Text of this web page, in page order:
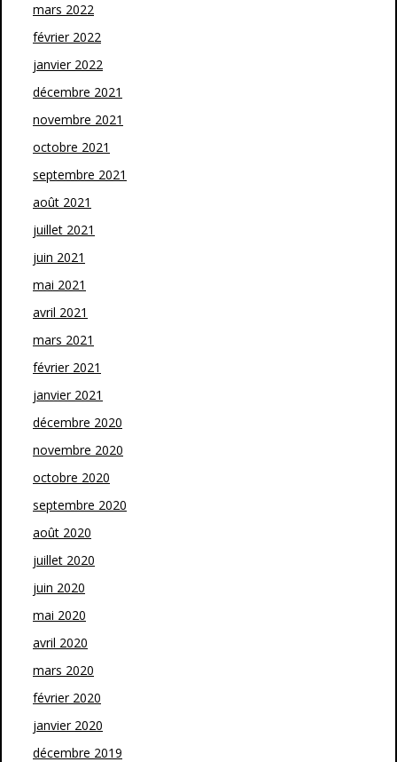
mars 2022
février 2022
janvier 2022
décembre 2021
novembre 2021
octobre 2021
septembre 2021
août 2021
juillet 2021
juin 2021
mai 2021
avril 2021
mars 2021
février 2021
janvier 2021
décembre 2020
novembre 2020
octobre 2020
septembre 2020
août 2020
juillet 2020
juin 2020
mai 2020
avril 2020
mars 2020
février 2020
janvier 2020
décembre 2019